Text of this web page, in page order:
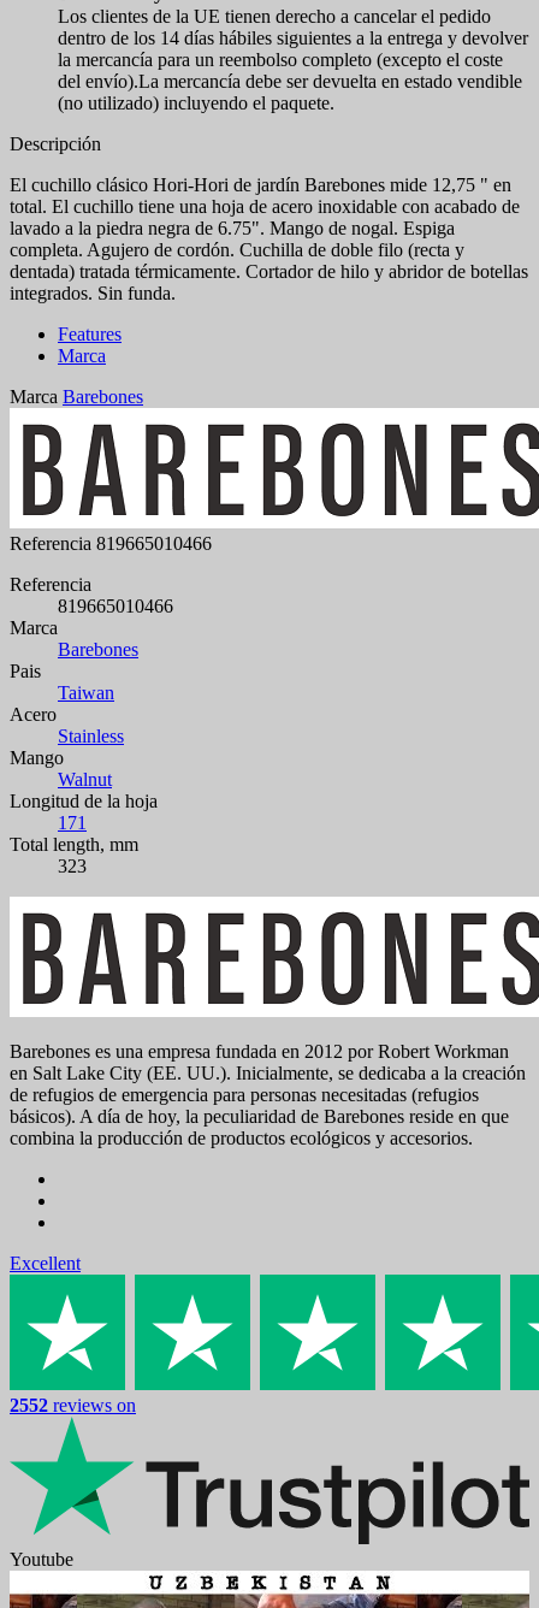
Los clientes de la UE tienen derecho a cancelar el pedido
dentro de los 14 días hábiles siguientes a la entrega y devolver
la mercancía para un reembolso completo (excepto el coste
del envío).La mercancía debe ser devuelta en estado vendible
(no utilizado) incluyendo el paquete.
Descripción
El cuchillo clásico Hori-Hori de jardín Barebones mide 12,75 " en
total. El cuchillo tiene una hoja de acero inoxidable con acabado de
lavado a la piedra negra de 6.75". Mango de nogal. Espiga
completa. Agujero de cordón. Cuchilla de doble filo (recta y
dentada) tratada térmicamente. Cortador de hilo y abridor de botellas
integrados. Sin funda.
Features
Marca
Marca Barebones
Referencia 819665010466
Referencia
819665010466
Marca
Barebones
Pais
Taiwan
Acero
Stainless
Mango
Walnut
Longitud de la hoja
171
Total length, mm
323
Barebones es una empresa fundada en 2012 por Robert Workman
en Salt Lake City (EE. UU.). Inicialmente, se dedicaba a la creación
de refugios de emergencia para personas necesitadas (refugios
básicos). A día de hoy, la peculiaridad de Barebones reside en que
combina la producción de productos ecológicos y accesorios.
Excellent
2552 reviews on
Youtube